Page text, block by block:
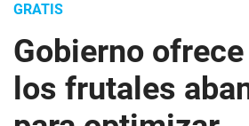
GRATIS
Gobierno
los frutales